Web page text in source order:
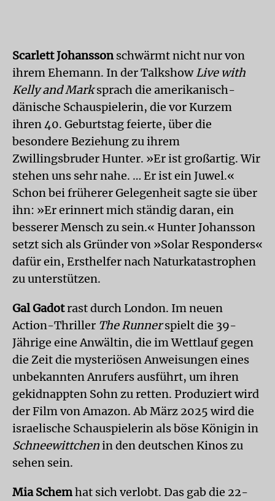
Scarlett Johanssonschwärmt nicht nur von
ihrem Ehemann. In der TalkshowLive with
Kelly and Marksprach die amerikanisch-
dänische Schauspielerin, die vor Kurzem
ihren 40. Geburtstag feierte, über die
besondere Beziehung zu ihrem
Zwillingsbruder Hunter. »Er ist großartig. Wir
stehen uns sehr nahe. … Er ist ein Juwel.«
Schon bei früherer Gelegenheit sagte sie über
ihn: »Er erinnert mich ständig daran, ein
besserer Mensch zu sein.« Hunter Johansson
setzt sich als Gründer von »Solar Responders«
dafür ein, Ersthelfer nach Naturkatastrophen
zu unterstützen.
Gal Gadotrast durch London. Im neuen
Action-Thriller The Runnerspielt die 39-
Jährige eine Anwältin, die im Wettlauf gegen
die Zeit die mysteriösen Anweisungen eines
unbekannten Anrufers ausführt, um ihren
gekidnappten Sohn zu retten. Produziert wird
der Film von Amazon. Ab März 2025 wird die
israelische Schauspielerin als böse Königin in
Schneewittchenin den deutschen Kinos zu
sehen sein.
Mia Schemhat sich verlobt. Das gab die 22-